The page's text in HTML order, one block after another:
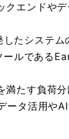
エンドや
たシステム
ルである
たす負荷
タ活用や